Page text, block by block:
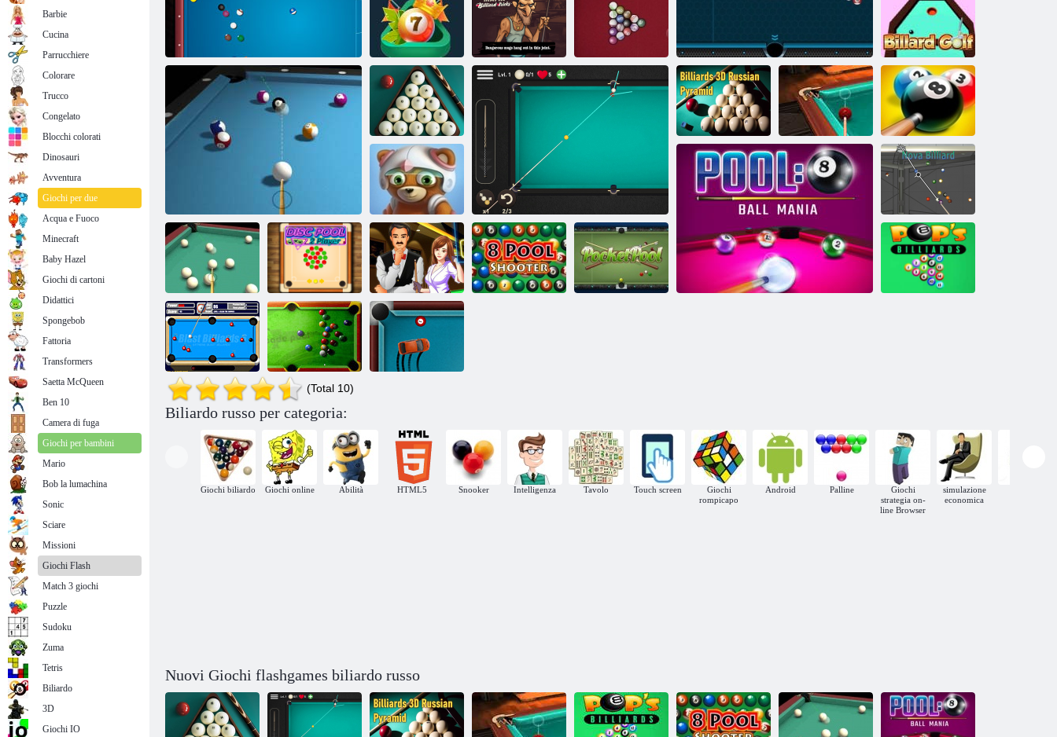
Biliardo professionale Maestro
Billiard Blitz
Challenge
Speed
u200bu200bBilliard
Velocità Pool
King
Billiards 8 Ball
Velocità Biliardo
Biliardo. io
Biliardo 3D 8 Ball Pool
Biliardo
flashgames
Biliardo Golf
Billiards 3D:
Russian
Pyramid
Biliardo 3d
russo piramide
Il miglior
biliardo russo
Main Event
Guardians of the
Galaxy
Nova Billiard
Piramide di
biliardo 3D
Lettore pool di
dischi 2
Biliardo di
piscina
Blast Billiards
Biliardo Arcade Biliardo Drift
(Total 10)
Biliardo russo per categoria:
Giochi biliardo Giochi online Abilità HTML5 Snooker Intelligenza Tavolo Touch screen
Giochi
rompicapo
Android Palline
Giochi
strategia on-
line Browser
simulazione
economica
Nuovi Giochi flashgames biliardo russo
Barbie
Cucina
Parrucchiere
Colorare
Trucco
Congelato
Blocchi colorati
Dinosauri
Avventura
Giochi per due
Acqua e Fuoco
Minecraft
Baby Hazel
Giochi di cartoni
Didattici
Spongebob
Fattoria
Transformers
Saetta McQueen
Ben 10
Camera di fuga
Giochi per bambini
Mario
Bob la lumachina
Sonic
Sciare
Missioni
Giochi Flash
Match 3 giochi
Puzzle
Sudoku
Zuma
Tetris
Biliardo
3D
Giochi IO